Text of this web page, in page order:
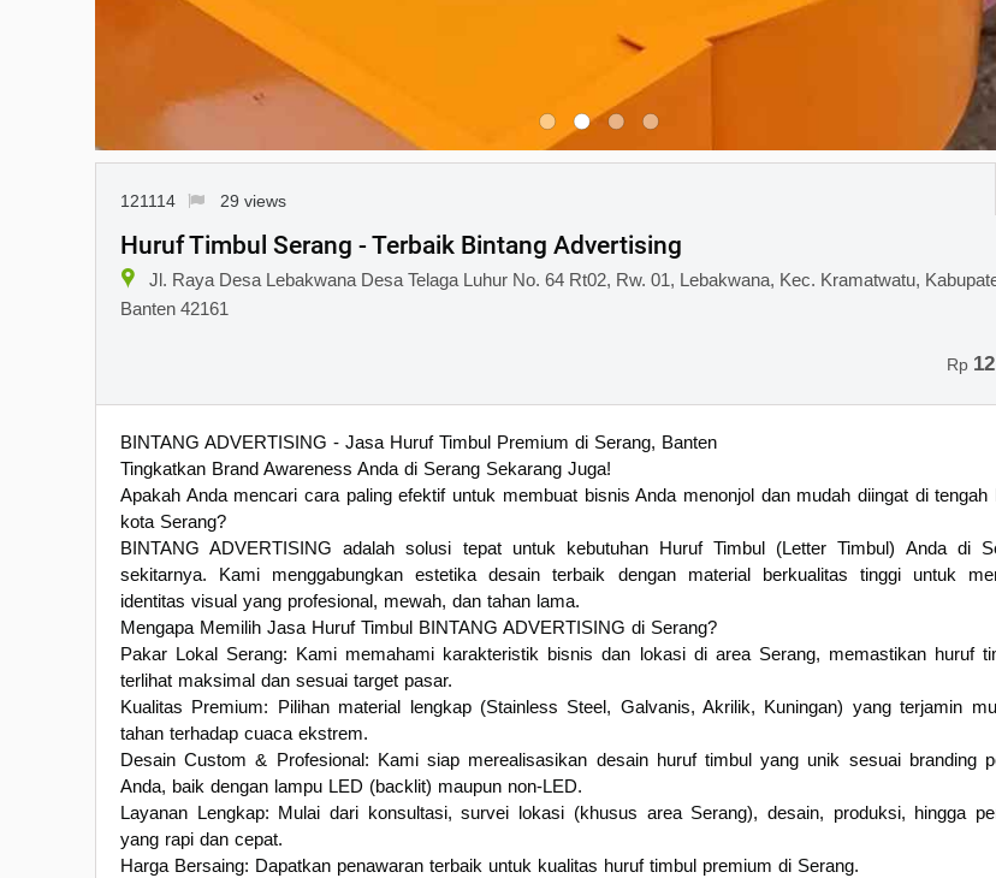
121114 29 views
Huruf Timbul Serang - Terbaik Bintang Advertising
Jl. Raya Desa Lebakwana Desa Telaga Luhur No. 64 Rt02, Rw. 01, Lebakwana, Kec. Kramatwatu,
Banten 42161
Rp
BINTANG ADVERTISING - Jasa Huruf Timbul Premium di Serang, Banten
Tingkatkan Brand Awareness Anda di Serang Sekarang Juga!
Apakah Anda mencari cara paling efektif untuk membuat bisnis Anda menonjol dan mudah diingat di tengah
kota Serang?
BINTANG ADVERTISING adalah solusi tepat untuk kebutuhan Huruf Timbul (Letter Timbul) Anda di
sekitarnya. Kami menggabungkan estetika desain terbaik dengan material berkualitas tinggi untuk
identitas visual yang profesional, mewah, dan tahan lama.
Mengapa Memilih Jasa Huruf Timbul BINTANG ADVERTISING di Serang?
Pakar Lokal Serang: Kami memahami karakteristik bisnis dan lokasi di area Serang, memastikan huruf
terlihat maksimal dan sesuai target pasar.
Kualitas Premium: Pilihan material lengkap (Stainless Steel, Galvanis, Akrilik, Kuningan) yang terjamin
tahan terhadap cuaca ekstrem.
Desain Custom & Profesional: Kami siap merealisasikan desain huruf timbul yang unik sesuai branding
Anda, baik dengan lampu LED (backlit) maupun non-LED.
Layanan Lengkap: Mulai dari konsultasi, survei lokasi (khusus area Serang), desain, produksi, hingga
yang rapi dan cepat.
Harga Bersaing: Dapatkan penawaran terbaik untuk kualitas huruf timbul premium di Serang.